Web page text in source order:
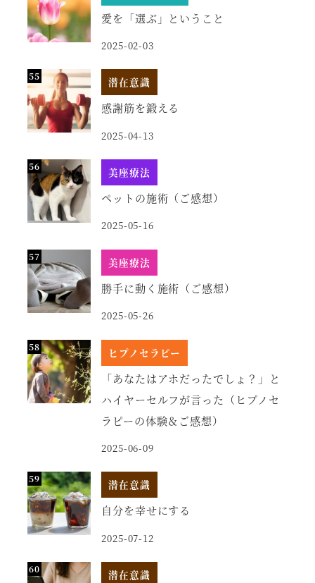
愛を「選ぶ」ということ
2025-02-03
潜在意識
感謝筋を鍛える
2025-04-13
美座療法
ペットの施術（ご感想）
2025-05-16
美座療法
勝手に動く施術（ご感想）
2025-05-26
ヒプノセラピー
「あなたはアホだったでしょ？」と
ハイヤーセルフが言った（ヒプノセ
ラピーの体験＆ご感想）
2025-06-09
潜在意識
自分を幸せにする
2025-07-12
潜在意識